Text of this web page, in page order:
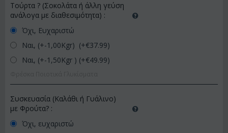
Τούρτα ? (Σοκολάτα ή άλλη γεύση
ανάλογα με διαθεσιμότητα) :
Όχι, Ευχαριστώ
Ναι, (+-1,00Kgr) (+€37.99)
Ναι, (+-1,50Kgr ) (+€49.99)
Συσκευασία (Καλάθι ή Γυάλινο)
με Φρούτα? :
Όχι, ευχαριστώ